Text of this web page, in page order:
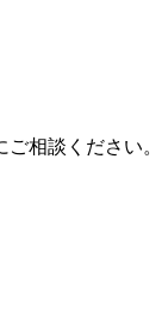
相談ください。